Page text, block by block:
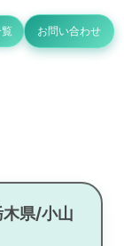
お問い合わせ
県/小山